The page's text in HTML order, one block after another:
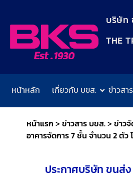
บริษัท
THE
หน้าหลัก เกี่ยวกับ บขส. ข่าวสา
หน้าแรก >ข่าวสาร บขส.>ข่าว
อาคารจัดการ 7 ชั้น จำนวน 2 ตัว
ประกาศบริษัท ขนส่ง